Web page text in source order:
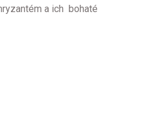
a ich bohaté